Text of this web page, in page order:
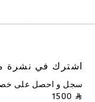
اشترك في نشرة
سجل و احصل على
⃁